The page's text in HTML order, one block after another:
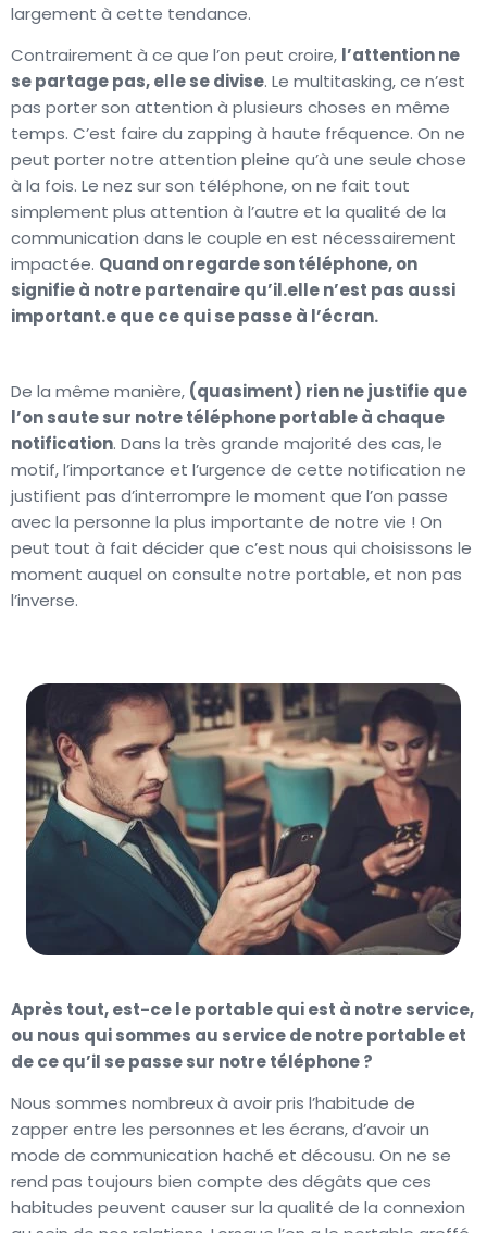
largement à cette tendance.
Contrairement à ce que l’on peut croire, l’attention ne
se partage pas, elle se divise. Le multitasking, ce n’est
pas porter son attention à plusieurs choses en même
temps. C’est faire du zapping à haute fréquence. On ne
peut porter notre attention pleine qu’à une seule chose
à la fois. Le nez sur son téléphone, on ne fait tout
simplement plus attention à l’autre et la qualité de la
communication dans le couple en est nécessairement
impactée. Quand on regarde son téléphone, on
signifie à notre partenaire qu’il.elle n’est pas aussi
important.e que ce qui se passe à l’écran.
De la même manière, (quasiment) rien ne justifie que
l’on saute sur notre téléphone portable à chaque
notification. Dans la très grande majorité des cas, le
motif, l’importance et l’urgence de cette notification ne
justifient pas d’interrompre le moment que l’on passe
avec la personne la plus importante de notre vie ! On
peut tout à fait décider que c’est nous qui choisissons le
moment auquel on consulte notre portable, et non pas
l’inverse.
Après tout, est-ce le portable qui est à notre service,
ou nous qui sommes au service de notre portable et
de ce qu’il se passe sur notre téléphone ?
Nous sommes nombreux à avoir pris l’habitude de
zapper entre les personnes et les écrans, d’avoir un
mode de communication haché et décousu. On ne se
rend pas toujours bien compte des dégâts que ces
habitudes peuvent causer sur la qualité de la connexion